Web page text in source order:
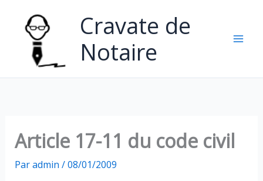
contenu
Cravate de
Notaire
Article 17-11 du code civil
Paradmin /08/01/2009